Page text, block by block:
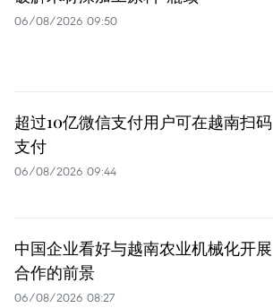
06/08/2026 09:50
超过10亿微信支付用户可在越南扫码
支付
06/08/2026 09:44
中国企业看好与越南农业机械化开展
合作的前景
06/08/2026 08:27